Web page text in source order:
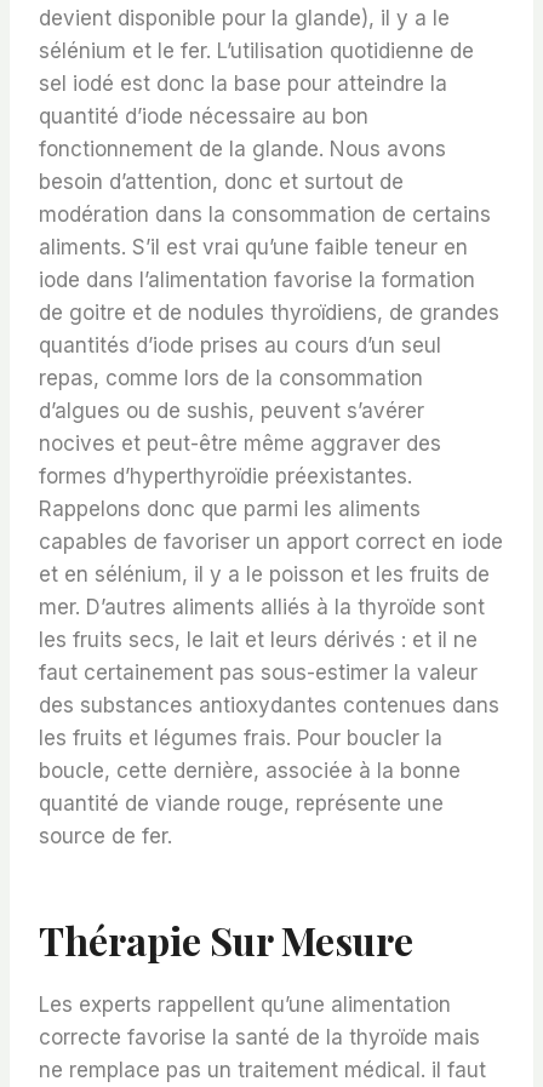
devient disponible pour la glande), il y a le
sélénium et le fer. L’utilisation quotidienne de
sel iodé est donc la base pour atteindre la
quantité d’iode nécessaire au bon
fonctionnement de la glande. Nous avons
besoin d’attention, donc et surtout de
modération dans la consommation de certains
aliments. S’il est vrai qu’une faible teneur en
iode dans l’alimentation favorise la formation
de goitre et de nodules thyroïdiens, de grandes
quantités d’iode prises au cours d’un seul
repas, comme lors de la consommation
d’algues ou de sushis, peuvent s’avérer
nocives et peut-être même aggraver des
formes d’hyperthyroïdie préexistantes.
Rappelons donc que parmi les aliments
capables de favoriser un apport correct en iode
et en sélénium, il y a le poisson et les fruits de
mer. D’autres aliments alliés à la thyroïde sont
les fruits secs, le lait et leurs dérivés : et il ne
faut certainement pas sous-estimer la valeur
des substances antioxydantes contenues dans
les fruits et légumes frais. Pour boucler la
boucle, cette dernière, associée à la bonne
quantité de viande rouge, représente une
source de fer.
Thérapie Sur Mesure
Les experts rappellent qu’une alimentation
correcte favorise la santé de la thyroïde mais
ne remplace pas un traitement médical. il faut